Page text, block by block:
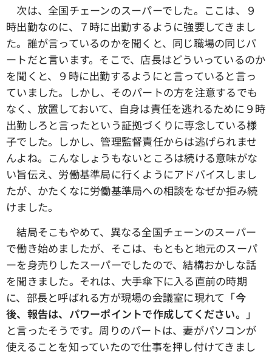
次は、全国チェーンのスーパーでした。ここは、９
時出勤なのに、７時に出勤するように強要してきまし
た。誰が言っているのかを聞くと、同じ職場の同じパ
ートだと言います。そこで、店長はどういっているのか
を聞くと、９時に出勤するようにと言っていると言っ
ていました。しかし、そのパートの方を注意するでも
なく、放置しておいて、自身は責任を逃れるために９時
出勤しろと言ったという証拠づくりに専念している様
子でした。しかし、管理監督責任からは逃げられませ
んよね。こんなしょうもないところは続ける意味がな
い旨伝え、労働基準局に行くようにアドバイスしまし
たが、かたくなに労働基準局への相談をなぜか拒み続
けました。
結局そこもやめて、異なる全国チェーンのスーパー
で働き始めましたが、そこは、もともと地元のスーパ
ーを身売りしたスーパーでしたので、結構おかしな話
を聞きました。それは、大手傘下に入る直前の時期
に、部長と呼ばれる方が現場の会議室に現れて「今
後、報告は、パワーポイントで作成してください。 」
と言ったそうです。周りのパートは、妻がパソコンが
使えることを知っていたので仕事を押し付けてきまし